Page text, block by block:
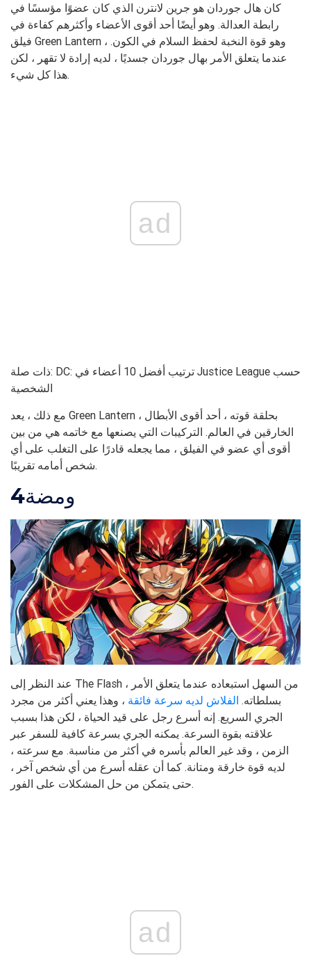
كان هال جوردان هو جرين لانترن الذي كان عضوًا مؤسسًا في
رابطة العدالة. وهو أيضًا أحد أقوى الأعضاء وأكثرهم كفاءة في
فيلق Green Lantern ، وهو قوة النخبة لحفظ السلام في الكون.
عندما يتعلق الأمر بهال جوردان جسديًا ، لديه إرادة لا تقهر ، لكن
هذا كل شيء.
ad
ذات صلة: DC: ترتيب أفضل 10 أعضاء في Justice League حسب
الشخصية
مع ذلك ، يعد Green Lantern ، بحلقة قوته ، أحد أقوى الأبطال
الخارقين في العالم. التركيبات التي يصنعها مع خاتمه هي من بين
أقوى أي عضو في الفيلق ، مما يجعله قادرًا على التغلب على أي
شخص أمامه تقريبًا.
4ومضة
عند النظر إلى The Flash ، من السهل استبعاده عندما يتعلق الأمر
بسلطاته. الفلاش لديه سرعة فائقة ، وهذا يعني أكثر من مجرد
الجري السريع. إنه أسرع رجل على قيد الحياة ، لكن هذا بسبب
علاقته بقوة السرعة. يمكنه الجري بسرعة كافية للسفر عبر
الزمن ، وقد غير العالم بأسره في أكثر من مناسبة. مع سرعته ،
لديه قوة خارقة ومتانة. كما أن عقله أسرع من أي شخص آخر ،
حتى يتمكن من حل المشكلات على الفور.
ad